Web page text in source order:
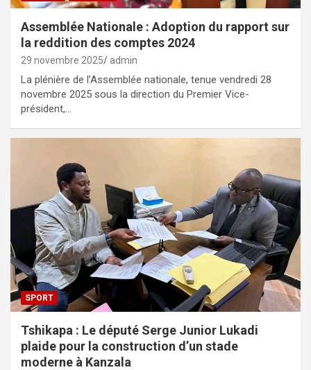
Assemblée Nationale : Adoption du rapport sur
la reddition des comptes 2024
29 novembre 2025 admin
La plénière de l’Assemblée nationale, tenue vendredi 28
novembre 2025 sous la direction du Premier Vice-
président,…
SPORT
Tshikapa : Le député Serge Junior Lukadi
plaide pour la construction d’un stade
moderne à Kanzala